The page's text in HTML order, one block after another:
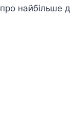
про найбільше